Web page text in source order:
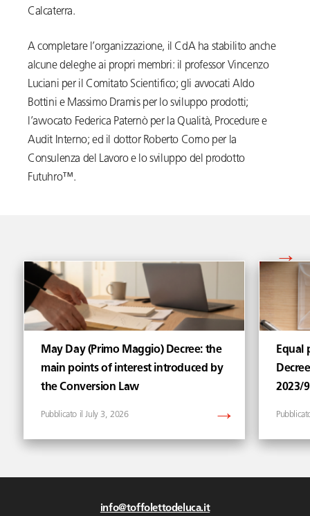
Calcaterra.
A completare l’organizzazione, il CdA ha stabilito anche
alcune deleghe ai propri membri: il professor Vincenzo
Luciani per il Comitato Scientifico; gli avvocati Aldo
Bottini e Massimo Dramis per lo sviluppo prodotti;
l’avvocato Federica Paternò per la Qualità, Procedure e
Audit Interno; ed il dottor Roberto Corno per la
Consulenza del Lavoro e lo sviluppo del prodotto
Futuhro™.
Vedi tutti gli articoli di
May Day (Primo Maggio) Decree: the
main points of interest introduced by
the Conversion Law
July 3, 2026
Equal
2023/
info@toffolettodeluca.it